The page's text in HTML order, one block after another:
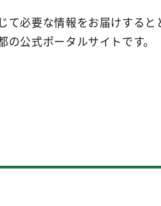
て必要な情報をお届けすると
公式ポータルサイトです。